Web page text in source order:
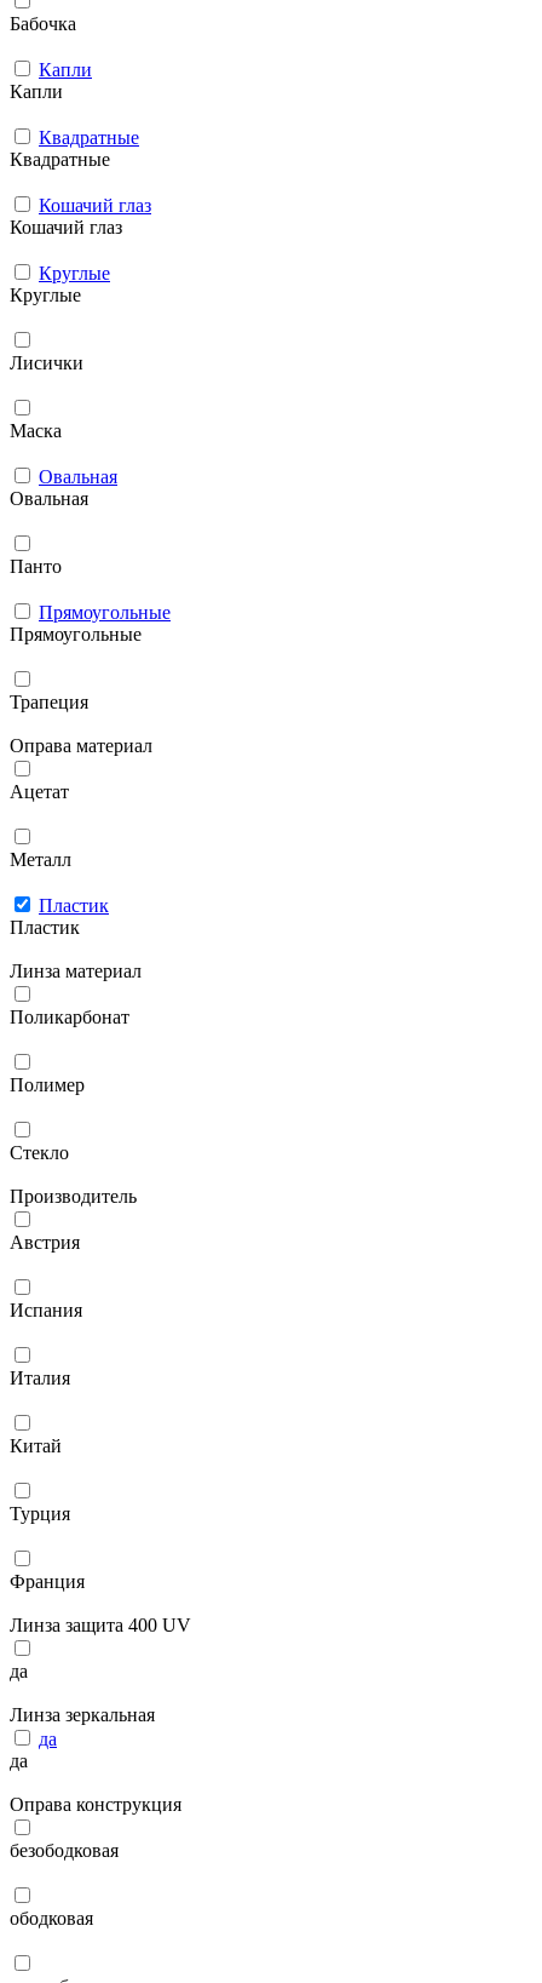
Бабочка
Капли
Капли
Квадратные
Квадратные
Кошачий глаз
Кошачий глаз
Круглые
Круглые
Лисички
Маска
Овальная
Овальная
Панто
Прямоугольные
Прямоугольные
Трапеция
Оправа материал
Ацетат
Металл
Пластик
Пластик
Линза материал
Поликарбонат
Полимер
Стекло
Производитель
Австрия
Испания
Италия
Китай
Турция
Франция
Линза защита 400 UV
да
Линза зеркальная
да
да
Оправа конструкция
безободковая
ободковая